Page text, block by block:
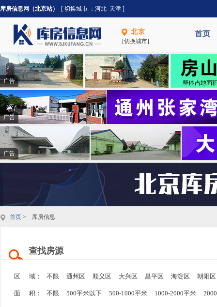
库房信息网（北京站） [ 切换城市 ： 河北 天津 ]
北京
[切换城市]
首页
广告
广告
广告
首页 > 库房信息
查找房源
区 域： 不限 通州区 顺义区 大兴区 昌平区 海淀区 朝阳区
面 积： 不限 500平米以下 500-1000平米 1000-2000平米